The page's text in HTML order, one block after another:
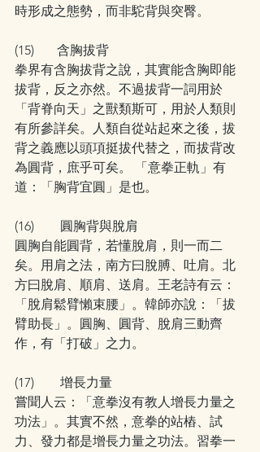
時形成之態勢，而非駝背與突臀。
(15)       含胸拔背
拳界有含胸拔背之說，其實能含胸即能
拔背，反之亦然。不過拔背一詞用於
「背脊向天」之獸類斯可，用於人類則
有所參詳矣。人類自從站起來之後，拔
背之義應以頭項挺拔代替之，而拔背改
為圓背，庶乎可矣。 「意拳正軌」有
道：「胸背宜圓」是也。
(16)        圓胸背與脫肩
圓胸自能圓背，若懂脫肩，則一而二
矣。用肩之法，南方曰脫膊、吐肩。北
方曰脫肩、順肩、送肩。王老詩有云：
「脫肩鬆臂懶束腰」。韓師亦說：「拔
臂助長」。圓胸、圓背、脫肩三動齊
作，有「打破」之力。
(17)        增長力量
嘗聞人云：「意拳沒有教人增長力量之
功法」。其實不然，意拳的站樁、試
力、發力都是增長力量之功法。習拳一